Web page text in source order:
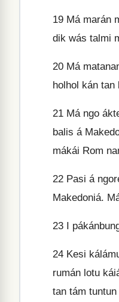
19 Má marán
dik wás talmi
20 Má
holhol kán tan
21 Má ngo
balis á
mákái Rom
22 Pasi á
Makedoniá.
23 I
24 Kesi
rumán lotu
tan tám